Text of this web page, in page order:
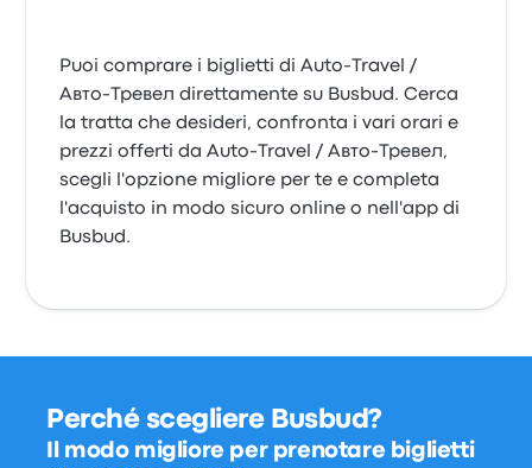
Puoi comprare i biglietti di Auto-Travel /
Авто-Тревел direttamente su Busbud. Cerca
la tratta che desideri, confronta i vari orari e
prezzi offerti da Auto-Travel / Авто-Тревел,
scegli l'opzione migliore per te e completa
l'acquisto in modo sicuro online o nell'app di
Busbud.
Perché scegliere Busbud?
Il modo migliore per prenotare biglietti